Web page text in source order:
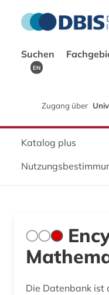
Suchen
EN
Zugang über
Katalog plus
Die Datenbank ist